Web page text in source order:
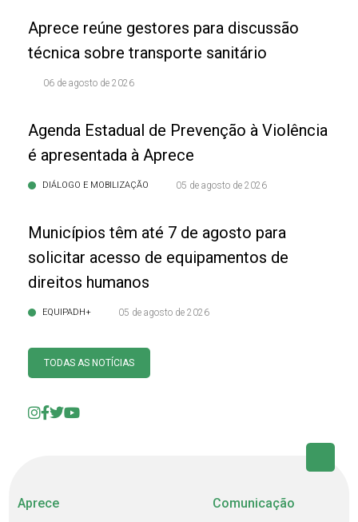
Aprece reúne gestores para discussão
técnica sobre transporte sanitário
06 de agosto de 2026
Agenda Estadual de Prevenção à Violência
é apresentada à Aprece
DIÁLOGO E MOBILIZAÇÃO 05 de agosto de 2026
Municípios têm até 7 de agosto para
solicitar acesso de equipamentos de
direitos humanos
EQUIPADH+ 05 de agosto de 2026
TODAS AS NOTÍCIAS
Aprece Comunicação